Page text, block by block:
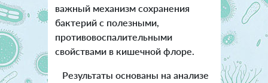
важный механизм сохранения
бактерий с полезными,
противовоспалительными
свойствами в кишечной флоре.
Результаты основаны на анализе